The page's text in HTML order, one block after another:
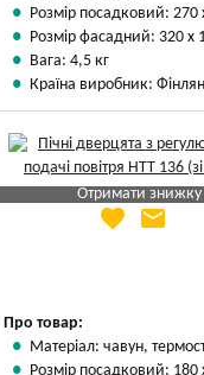
Розмір посадковий:
Розмір фасадний: 320 х
Вага: 4,5 кг
Країна виробник:
Отримати знижку
Яка Ваша ціна
favorite email
Про товар:
Матеріал: чавун,
Розмір посадковий: